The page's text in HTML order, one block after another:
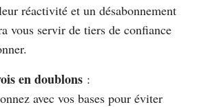
réactivité et un désabonnement
vous servir de tiers de confiance
en doublons :
avec vos bases pour éviter